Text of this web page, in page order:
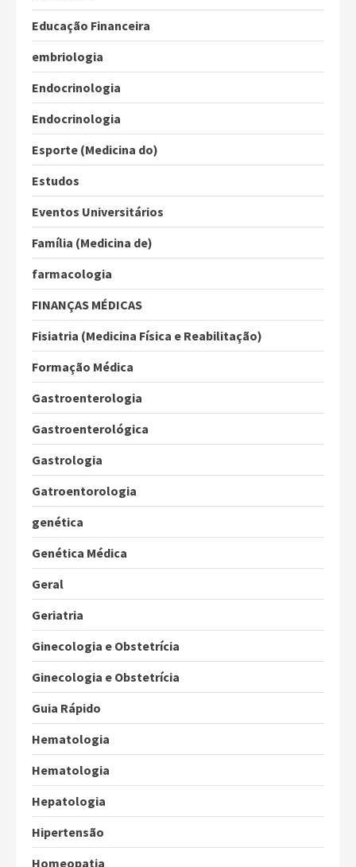
Educação Financeira
embriologia
Endocrinologia
Endocrinologia
Esporte (Medicina do)
Estudos
Eventos Universitários
Família (Medicina de)
farmacologia
FINANÇAS MÉDICAS
Fisiatria (Medicina Física e Reabilitação)
Formação Médica
Gastroenterologia
Gastroenterológica
Gastrologia
Gatroentorologia
genética
Genética Médica
Geral
Geriatria
Ginecologia e Obstetrícia
Ginecologia e Obstetrícia
Guia Rápido
Hematologia
Hematologia
Hepatologia
Hipertensão
Homeopatia